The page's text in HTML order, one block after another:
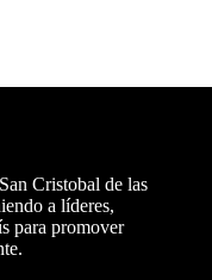
Cristobal de las
a líderes,
para promover